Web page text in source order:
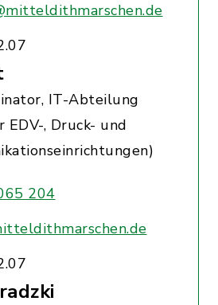
IT-Abteilung
, Druck- und
204